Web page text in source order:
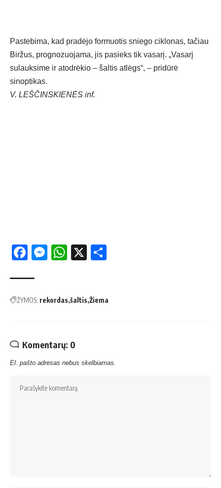
Pastebima, kad pradėjo formuotis sniego ciklonas, tačiau
Biržus, prognozuojama, jis pasieks tik vasarį. „Vasarį
sulauksime ir atodrėkio – šaltis atlėgs“, – pridūrė
sinoptikas.
V. LEŠ­ČINS­KIE­NĖS inf.
Facebook
Messenger
WhatsApp
X
ŽYMOS: rekordas šaltis Žiema
Komentarų: 0
El. pašto adresas nebus skelbiamas.